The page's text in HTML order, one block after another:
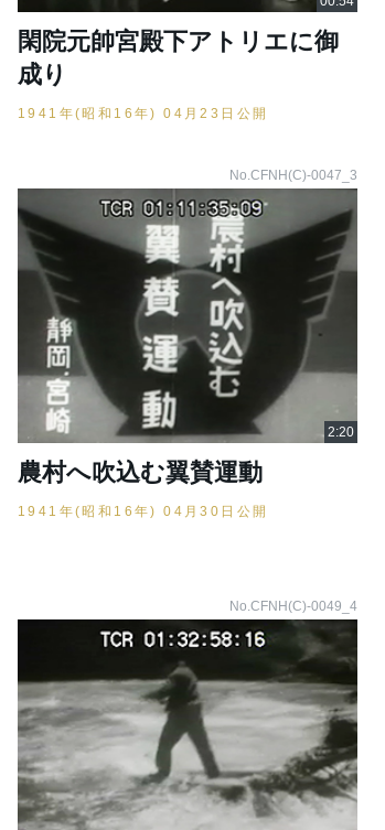
閑院元帥宮殿下アトリエに御
成り
1941年(昭和16年) 04月23日公開
No.CFNH(C)-0047_3
農村へ吹込む翼賛運動
1941年(昭和16年) 04月30日公開
No.CFNH(C)-0049_4